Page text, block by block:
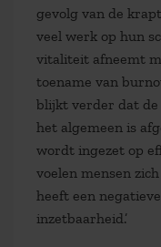
gevolg van de
veel werk op hun
vitaliteit afneemt
toename van
blijkt verder dat de
het algemeen is
wordt ingezet op
voelen mensen
heeft een
inzetbaarheid.’